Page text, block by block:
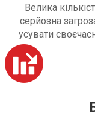
Велика
серйозна
усувати